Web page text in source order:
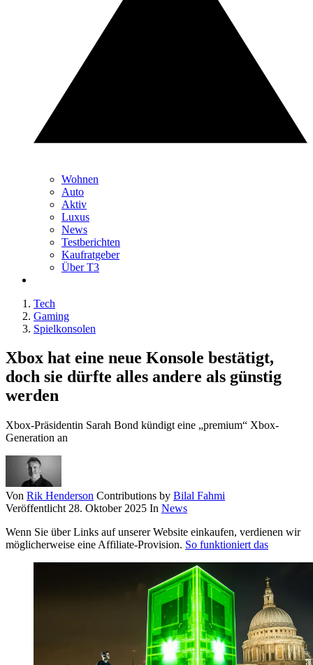
Wohnen
Auto
Aktiv
Luxus
News
Testberichten
Kaufratgeber
Über T3
Tech
Gaming
Spielkonsolen
Xbox hat eine neue Konsole bestätigt,
doch sie dürfte alles andere als günstig
werden
Xbox-Präsidentin Sarah Bond kündigt eine „premium“ Xbox-
Generation an
Von Rik Henderson Contributions by Bilal Fahmi
Veröffentlicht 28. Oktober 2025 In News
Wenn Sie über Links auf unserer Website einkaufen, verdienen wir
möglicherweise eine Affiliate-Provision. So funktioniert das